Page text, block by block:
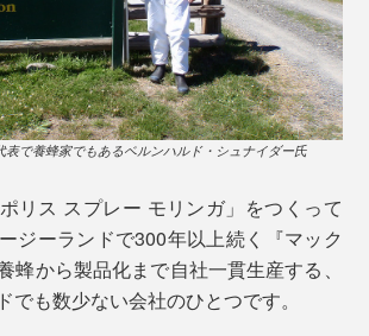
キャラクターのタマウくん。本品用にミツバチのコスチ
・モデル
』や映画『キングダム』シリー
品に出演。雑誌「OCEANS(オーシャ
デルの枠を超えて数々の企画に挑戦
る前の使用。ちょっとのどが怪しいと
スプレーしてマスクを装着、タオルな
眠ると、テキメンだそうです。
表で養蜂家でもあるベルンハルド・シュナイダー氏
リス スプレー モリンガ」をつくって
ジーランドで300年以上続く『マック
蜂から製品化まで自社一貫生産する、
でも数少ない会社のひとつです。